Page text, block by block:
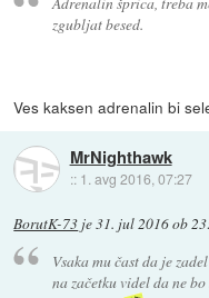
zgubljat besed.
Ves kaksen adrenalin bi
MrNighthawk
:: 1. avg 2016, 07:27
BorutK-73 je31. jul 2016 ob
Vsaka mu čast da je
na začetku videl da ne